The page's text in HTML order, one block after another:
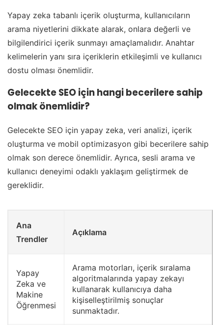
Yapay zeka tabanlı içerik oluşturma, kullanıcıların
arama niyetlerini dikkate alarak, onlara değerli ve
bilgilendirici içerik sunmayı amaçlamalıdır. Anahtar
kelimelerin yanı sıra içeriklerin etkileşimli ve kullanıcı
dostu olması önemlidir.
Gelecekte SEO için hangi becerilere sahip
olmak önemlidir?
Gelecekte SEO için yapay zeka, veri analizi, içerik
oluşturma ve mobil optimizasyon gibi becerilere sahip
olmak son derece önemlidir. Ayrıca, sesli arama ve
kullanıcı deneyimi odaklı yaklaşım geliştirmek de
gereklidir.
Ana
Trendler
Açıklama
Yapay
Zeka ve
Makine
Öğrenmesi
Arama motorları, içerik sıralama
algoritmalarında yapay zekayı
kullanarak kullanıcıya daha
kişiselleştirilmiş sonuçlar
sunmaktadır.